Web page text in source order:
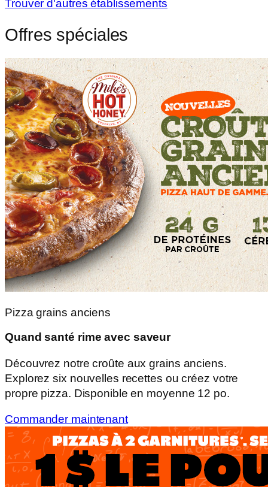
Trouver d'autres établissements
Offres spéciales
Pizza grains anciens
Quand santé rime avec saveur
Découvrez notre croûte aux grains anciens.
Explorez six nouvelles recettes ou créez votre
propre pizza. Disponible en moyenne 12 po.
Commander maintenant